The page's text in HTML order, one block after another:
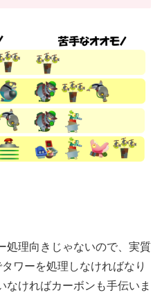
処理向きじゃないので、実質
ワーを処理しなければなり
なければカーボンも手伝いま